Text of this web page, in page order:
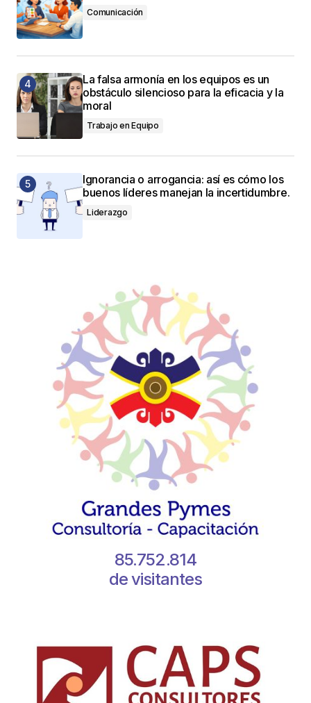
Comunicación
La falsa armonía en los equipos es un
obstáculo silencioso para la eficacia y la
moral
Trabajo en Equipo
Ignorancia o arrogancia: así es cómo los
buenos líderes manejan la incertidumbre.
Liderazgo
85.752.814
de visitantes